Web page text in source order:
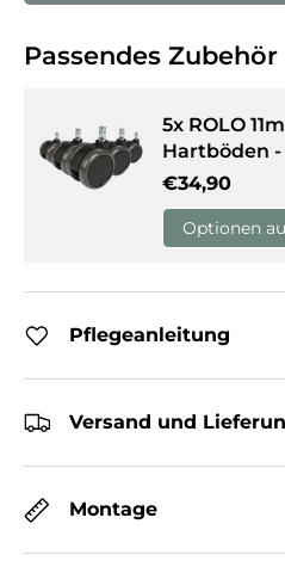
Passendes Zubehör
5x ROLO
Hartböden
Normaler
€34,90
Optionen
Pflegeanleitung
Versand und
Montage